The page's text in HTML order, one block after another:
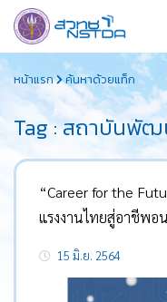
to
content
หน้าแรก ค้นหาด้วยแท็ก
Tag : สถาบันพั
“Career for the
แรงงานไทยสู่อาชีพอ
15 มิ.ย. 2564